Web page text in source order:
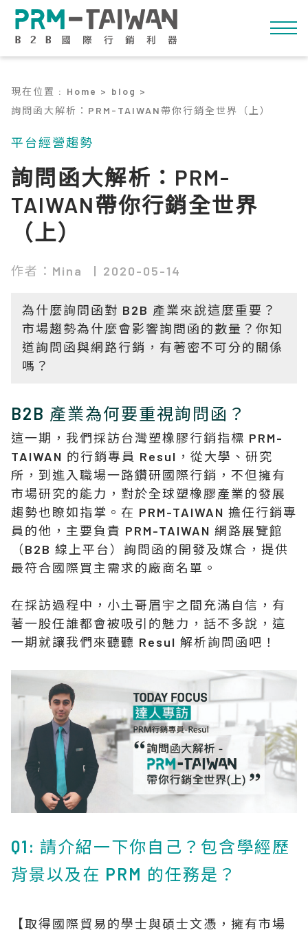
現在位置 : Home > blog >
詢問函大解析：PRM-TAIWAN帶你行銷全世界（上）
平台經營趨勢
詢問函大解析：PRM-
TAIWAN帶你行銷全世界
（上）
作者：Mina 2020-05-14
為什麼詢問函對 B2B 產業來說這麼重要？
市場趨勢為什麼會影響詢問函的數量？你知
道詢問函與網路行銷，有著密不可分的關係
嗎？
B2B 產業為何要重視詢問函？
這一期，我們採訪台灣塑橡膠行銷指標 PRM-
TAIWAN 的行銷專員 Resul，從大學、研究
所，到進入職場一路鑽研國際行銷，不但擁有
市場研究的能力，對於全球塑橡膠產業的發展
趨勢也瞭如指掌。在 PRM-TAIWAN 擔任行銷專
員的他，主要負責 PRM-TAIWAN 網路展覽館
（B2B 線上平台）詢問函的開發及媒合，提供
最符合國際買主需求的廠商名單。
在採訪過程中，小土哥眉宇之間充滿自信，有
著一股任誰都會被吸引的魅力，話不多說，這
一期就讓我們來聽聽 Resul 解析詢問函吧！
Q1: 請介紹一下你自己？包含學經歷
背景以及在 PRM 的任務是？
【取得國際貿易的學士與碩士文憑，擁有市場